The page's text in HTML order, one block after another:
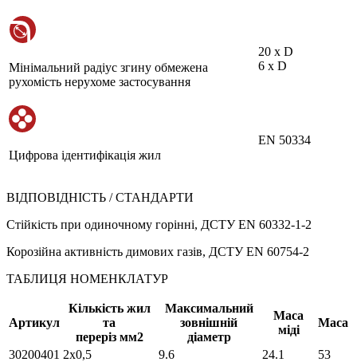
Мінімальний радіус згину обмежена
рухомість нерухоме застосування
20 х D
6 х D
Цифрова ідентифікація жил
EN 50334
ВІДПОВІДНІСТЬ / СТАНДАРТИ
Стійкість при одиночному горінні, ДСТУ EN 60332-1-2
Корозійна активність димових газів, ДСТУ EN 60754-2
ТАБЛИЦЯ НОМЕНКЛАТУР
Артикул
Кількість жил
та
переріз мм2
Максимальний
зовнішній
діаметр
Маса
міді
Маса
30200401 2х0,5 9.6 24.1
53